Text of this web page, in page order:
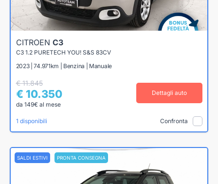
CITROEN C3
C3 1.2 PURETECH YOU! S&S 83CV
2023 | 74.971km | Benzina | Manuale
€ 11.845
€ 10.350
da 149€ al mese
Dettagli auto
1 disponibili Confronta
SALDI ESTIVI PRONTA CONSEGNA